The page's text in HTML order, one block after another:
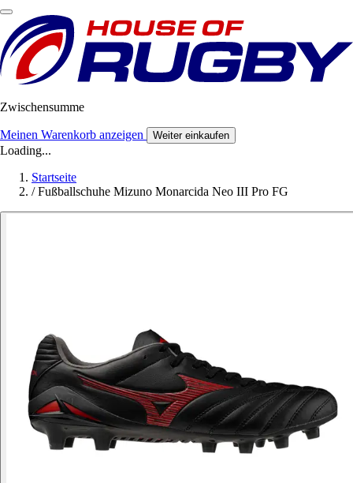
Zwischensumme
Meinen Warenkorb anzeigen Weiter einkaufen
Loading...
Startseite
/ Fußballschuhe Mizuno Monarcida Neo III Pro FG